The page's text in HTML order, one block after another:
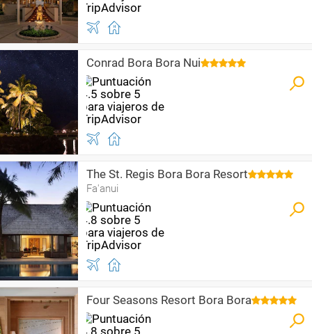
Conrad Bora Bora Nui
The St. Regis Bora Bora Resort
Fa'anui
Four Seasons Resort Bora Bora